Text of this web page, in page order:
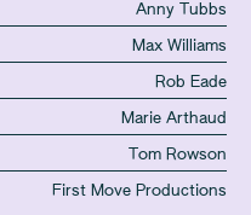
Anny Tubbs
Max Williams
Rob Eade
Marie Arthaud
Tom Rowson
First Move Productions